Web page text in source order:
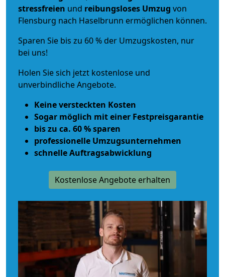
stressfreien und reibungsloses Umzug von
Flensburg nach Haselbrunn ermöglichen können.
Sparen Sie bis zu 60 % der Umzugskosten, nur
bei uns!
Holen Sie sich jetzt kostenlose und
unverbindliche Angebote.
Keine versteckten Kosten
Sogar möglich mit einer Festpreisgarantie
bis zu ca. 60 % sparen
professionelle Umzugsunternehmen
schnelle Auftragsabwicklung
Kostenlose Angebote erhalten